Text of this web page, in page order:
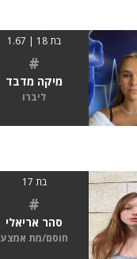
בת 18 | 1.67
#
מיקה מדבד
ליברו
בת 17
#
סהר אריאלי
חוסם/מת אמצע